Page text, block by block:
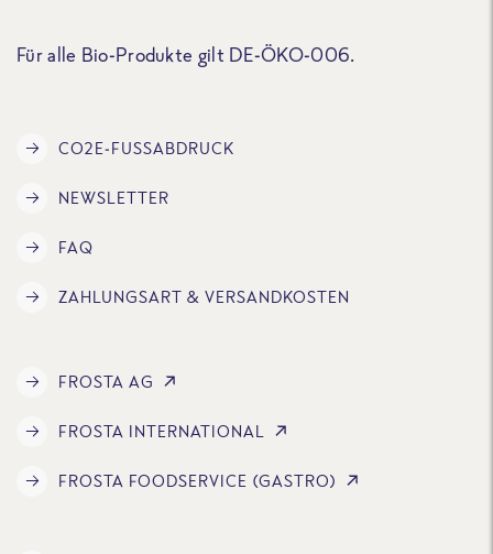
Für alle Bio-Produkte gilt DE-ÖKO-006.
CO2E-FUSSABDRUCK
NEWSLETTER
FAQ
ZAHLUNGSART & VERSANDKOSTEN
FROSTA AG
FROSTA INTERNATIONAL
FROSTA FOODSERVICE (GASTRO)